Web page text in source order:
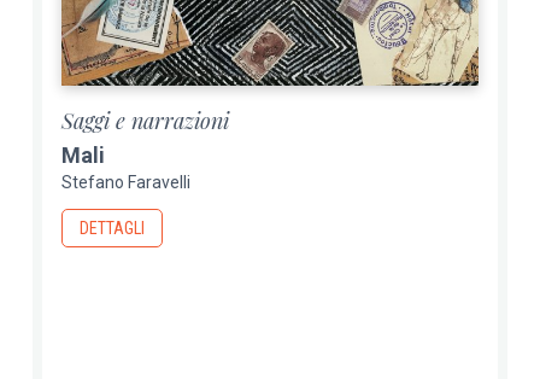
Saggi e narrazioni
Mali
Stefano Faravelli
DETTAGLI